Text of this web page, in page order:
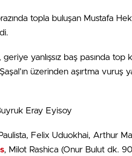
topla buluşan Mustafa
yanlışsız baş pasında top
üzerinden aşırtma vuruş
Eray Eyisoy
Felix Uduokhai, Arthur
, Milot Rashica (Onur Bulut dk.